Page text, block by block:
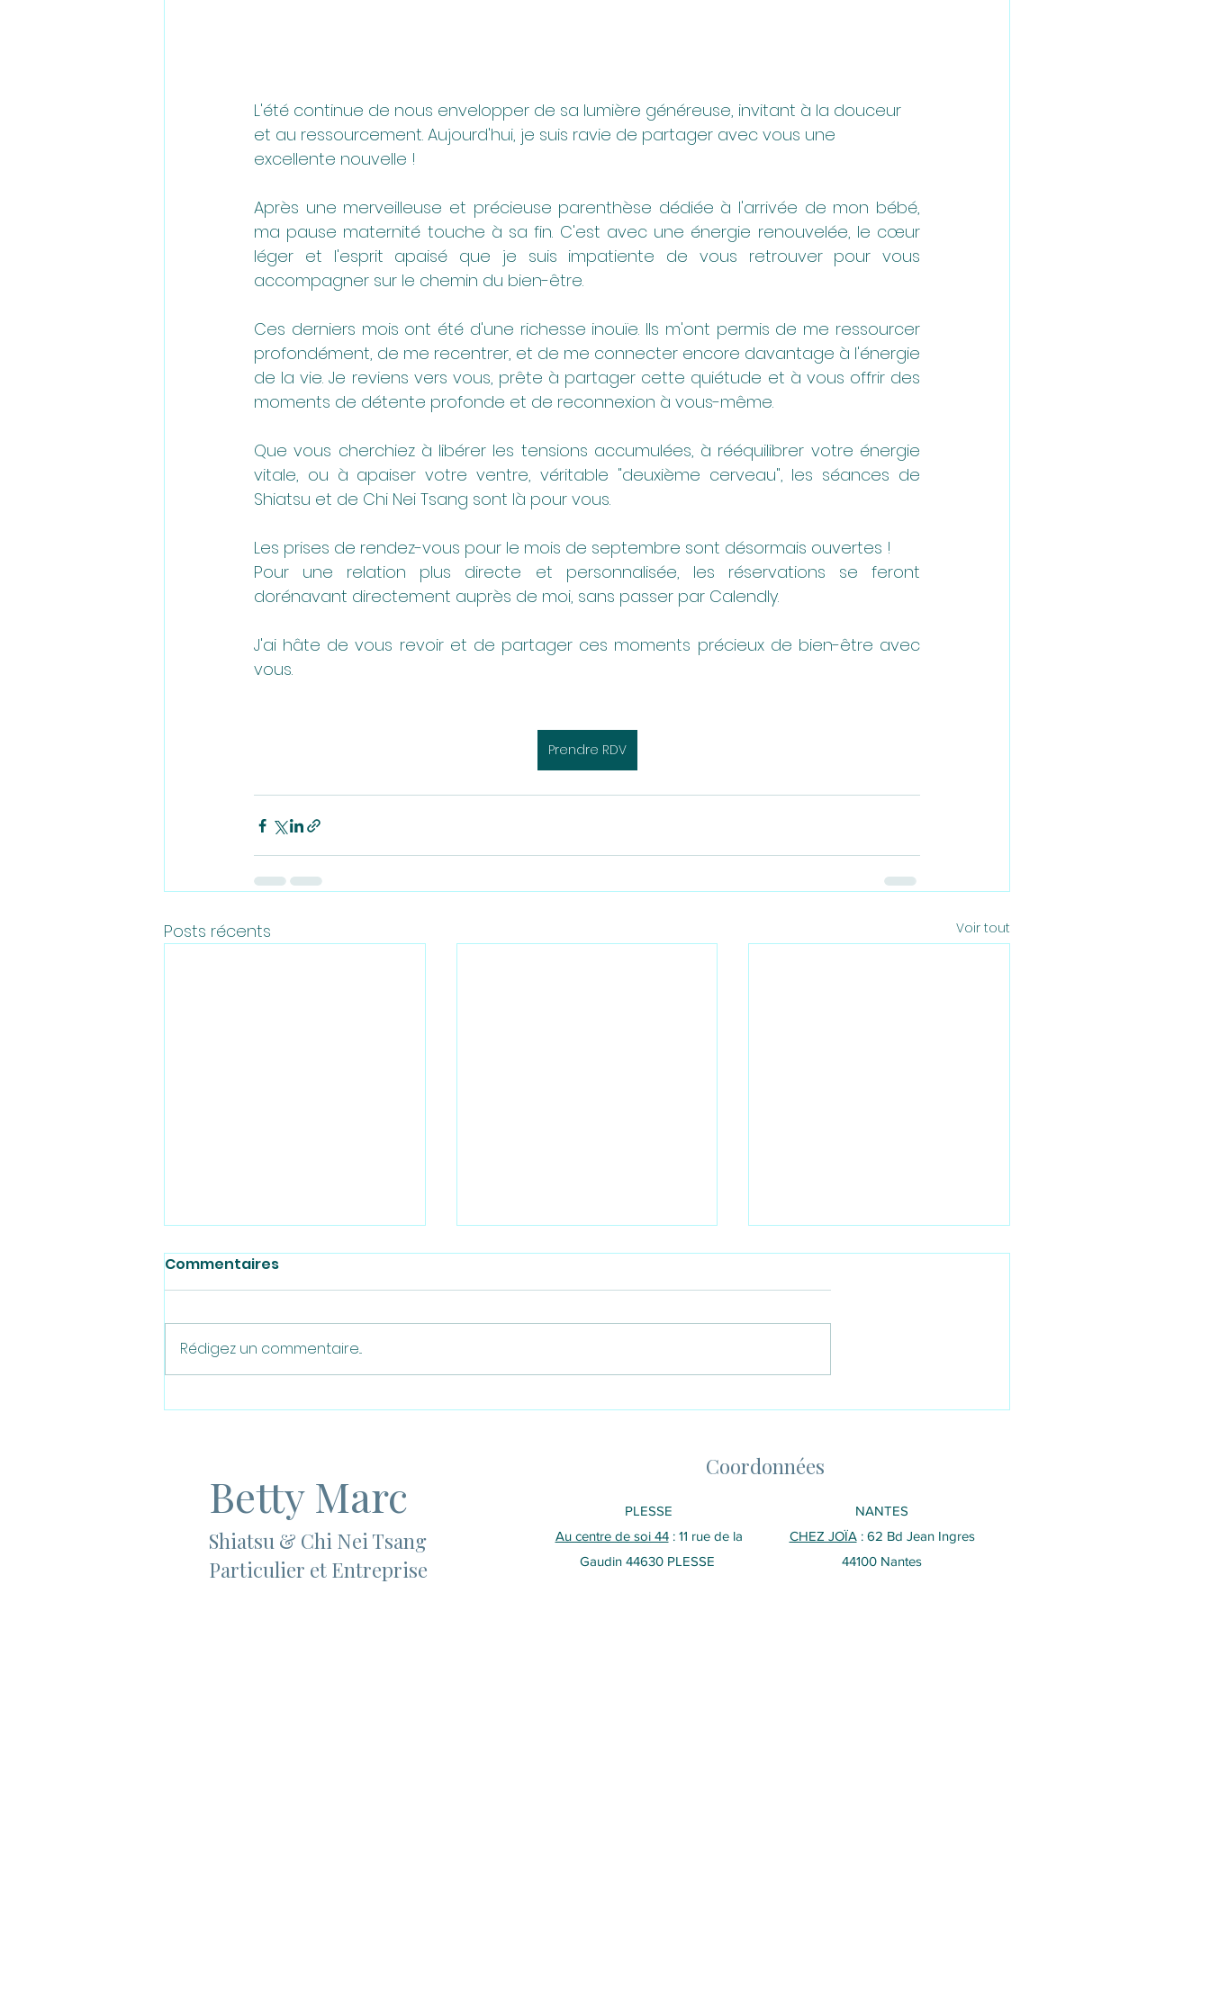
L'été continue de nous envelopper de sa lumière généreuse, invitant à la douceur
et au ressourcement. Aujourd'hui, je suis ravie de partager avec vous une
excellente nouvelle !
Après une merveilleuse et précieuse parenthèse dédiée à l'arrivée de mon bébé,
ma pause maternité touche à sa fin. C'est avec une énergie renouvelée, le cœur
léger et l'esprit apaisé que je suis impatiente de vous retrouver pour vous
accompagner sur le chemin du bien-être.
Ces derniers mois ont été d'une richesse inouïe. Ils m'ont permis de me ressourcer
profondément, de me recentrer, et de me connecter encore davantage à l'énergie
de la vie. Je reviens vers vous, prête à partager cette quiétude et à vous offrir des
moments de détente profonde et de reconnexion à vous-même.
Que vous cherchiez à libérer les tensions accumulées, à rééquilibrer votre énergie
vitale, ou à apaiser votre ventre, véritable "deuxième cerveau", les séances de
Shiatsu et de Chi Nei Tsang sont là pour vous.
Les prises de rendez-vous pour le mois de septembre sont désormais ouvertes !
Pour une relation plus directe et personnalisée, les réservations se feront
dorénavant directement auprès de moi, sans passer par Calendly.
J'ai hâte de vous revoir et de partager ces moments précieux de bien-être avec
vous.
Prendre RDV
Posts récents Voir tout
Prendre soin à plusieurs
L'été en énergétique
Quatre mains pour
Commentaires
Rédigez un commentaire...
Betty Marc
Shiatsu & Chi Nei Tsang
Particulier et Entreprise
Coordonnées
PLESSE
Au centre de soi 44: 11 rue de la
Gaudin 44630 PLESSE
NANTES
CHEZ JOÏA: 62 Bd Jean Ingres
44100 Nantes